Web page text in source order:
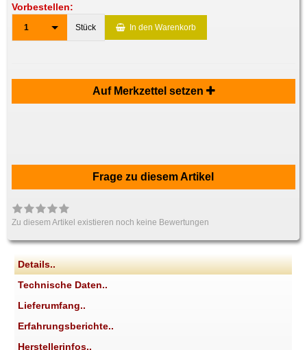
Vorbestellen:
1 Stück In den Warenkorb
Auf Merkzettel setzen
Frage zu diesem Artikel
Zu diesem Artikel existieren noch keine Bewertungen
Details..
Technische Daten..
Lieferumfang..
Erfahrungsberichte..
Herstellerinfos..